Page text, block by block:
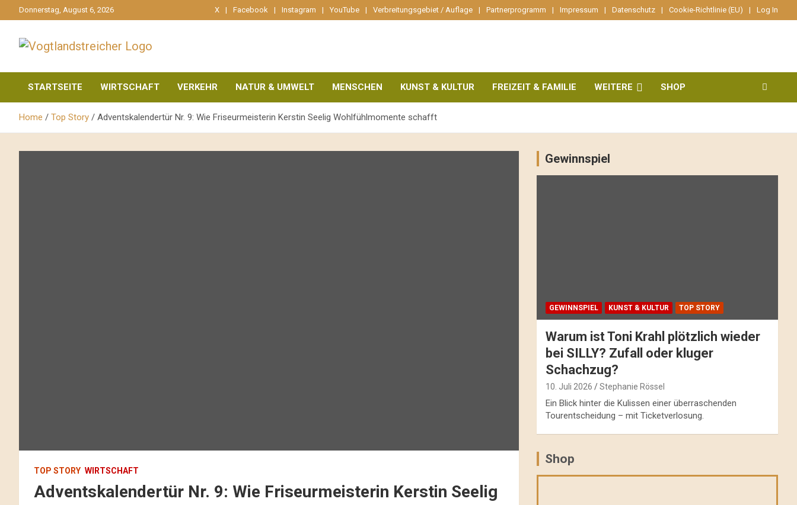
zum
Donnerstag, August 6, 2026 X Facebook Instagram YouTube Verbreitungsgebiet / Auflage Partnerprogramm Impressum Datenschutz Cookie-Richtlinie (EU) Log In
Vogtlandstreicher
STARTSEITE WIRTSCHAFT VERKEHR NATUR & UMWELT MENSCHEN KUNST & KULTUR FREIZEIT & FAMILIE WEITERE SHOP
Home Top Story Adventskalendertür Nr. 9: Wie Friseurmeisterin Kerstin Seelig Wohlfühlmomente schafft
TOP STORY WIRTSCHAFT
Adventskalendertür Nr. 9: Wie Friseurmeisterin Kerstin Seelig
Gewinnspiel
GEWINNSPIEL KUNST & KULTUR TOP STORY
Warum ist Toni Krahl plötzlich wieder
bei SILLY? Zufall oder kluger
Schachzug?
10. Juli 2026 Stephanie Rössel
Ein Blick hinter die Kulissen einer überraschenden
Tourentscheidung – mit Ticketverlosung.
Shop